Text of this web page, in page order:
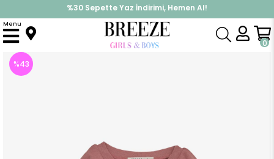
%30 Sepette Yaz İndirimi, Hemen Al!
İndirimlere ek %10 İndirimi Kap, Hemen Üye Ol!
0
Menu
Anasayfa Üst Giyim Uzun Kollu Tişört Kız Bebek Uzun Kollu Tişört Basic Gülkurusu (1 Yaş)
%43